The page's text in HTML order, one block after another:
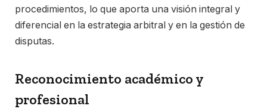
procedimientos, lo que aporta una visión integral y
diferencial en la estrategia arbitral y en la gestión de
disputas.
Reconocimiento académico y
profesional